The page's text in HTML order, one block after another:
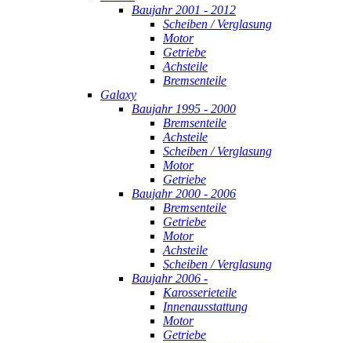
Baujahr 2001 - 2012
Scheiben / Verglasung
Motor
Getriebe
Achsteile
Bremsenteile
Galaxy
Baujahr 1995 - 2000
Bremsenteile
Achsteile
Scheiben / Verglasung
Motor
Getriebe
Baujahr 2000 - 2006
Bremsenteile
Getriebe
Motor
Achsteile
Scheiben / Verglasung
Baujahr 2006 -
Karosserieteile
Innenausstattung
Motor
Getriebe